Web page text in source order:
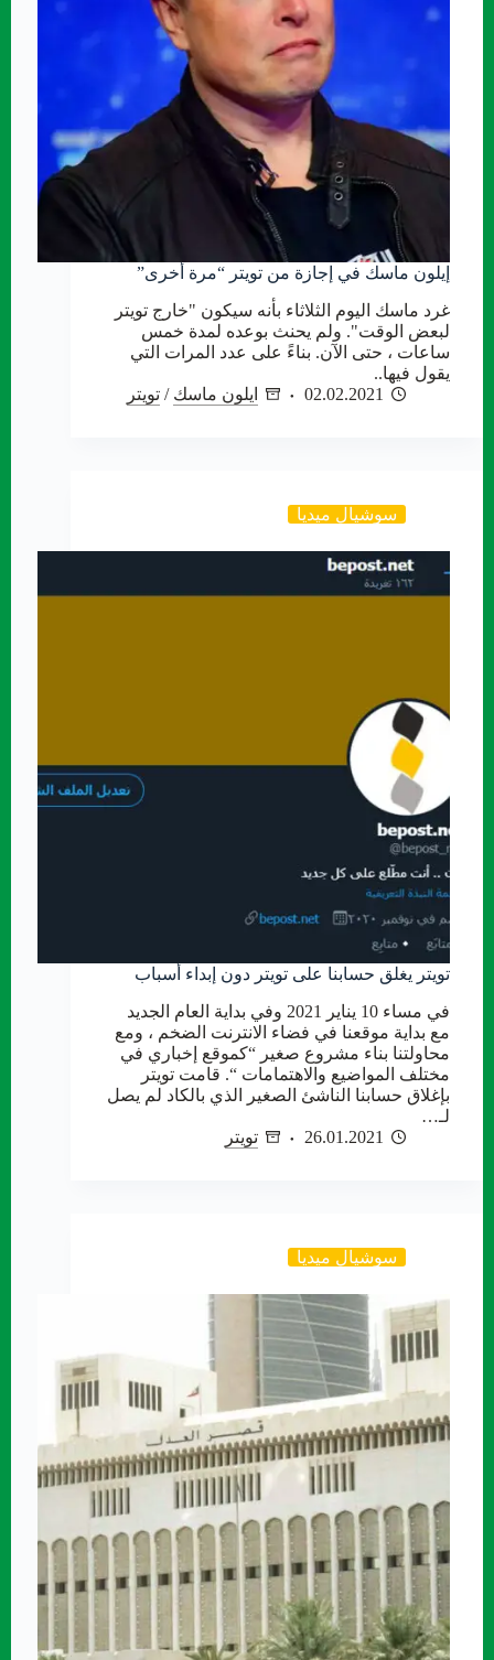
إيلون ماسك في إجازة من تويتر “مرة أخرى”
غرد ماسك اليوم الثلاثاء بأنه سيكون "خارج تويتر
لبعض الوقت". ولم يحنث بوعده لمدة خمس
ساعات ، حتى الآن. بناءً على عدد المرات التي
يقول فيها..
02.02.2021
ايلون ماسك / تويتر
سوشيال ميديا
تويتر يغلق حسابنا على تويتر دون إبداء أسباب
في مساء 10 يناير 2021 وفي بداية العام الجديد
مع بداية موقعنا في فضاء الانترنت الضخم ، ومع
محاولتنا بناء مشروع صغير “كموقع إخباري في
مختلف المواضيع والاهتمامات “. قامت تويتر
بإغلاق حسابنا الناشئ الصغير الذي بالكاد لم يصل
لـ…
26.01.2021
تويتر
سوشيال ميديا